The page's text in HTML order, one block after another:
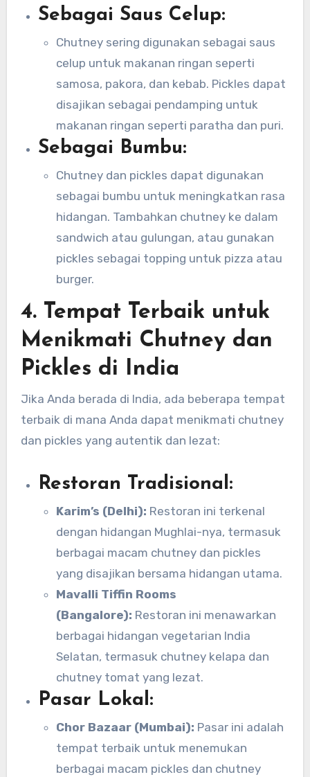
Sebagai Saus Celup:
Chutney sering digunakan sebagai saus
celup untuk makanan ringan seperti
samosa, pakora, dan kebab. Pickles dapat
disajikan sebagai pendamping untuk
makanan ringan seperti paratha dan puri.
Sebagai Bumbu:
Chutney dan pickles dapat digunakan
sebagai bumbu untuk meningkatkan rasa
hidangan. Tambahkan chutney ke dalam
sandwich atau gulungan, atau gunakan
pickles sebagai topping untuk pizza atau
burger.
4. Tempat Terbaik untuk
Menikmati Chutney dan
Pickles di India
Jika Anda berada di India, ada beberapa tempat
terbaik di mana Anda dapat menikmati chutney
dan pickles yang autentik dan lezat:
Restoran Tradisional:
Karim’s (Delhi): Restoran ini terkenal
dengan hidangan Mughlai-nya, termasuk
berbagai macam chutney dan pickles
yang disajikan bersama hidangan utama.
Mavalli Tiffin Rooms
(Bangalore): Restoran ini menawarkan
berbagai hidangan vegetarian India
Selatan, termasuk chutney kelapa dan
chutney tomat yang lezat.
Pasar Lokal:
Chor Bazaar (Mumbai): Pasar ini adalah
tempat terbaik untuk menemukan
berbagai macam pickles dan chutney